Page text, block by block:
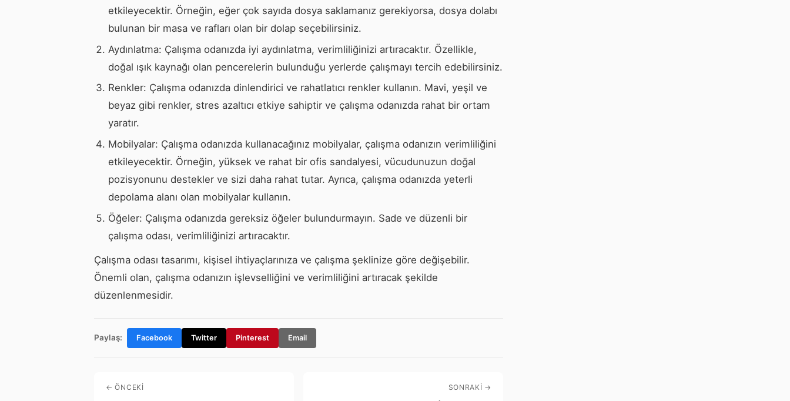
etkileyecektir. Örneğin, eğer çok sayıda dosya saklamanız gerekiyorsa, dosya dolabı
bulunan bir masa ve rafları olan bir dolap seçebilirsiniz.
Aydınlatma: Çalışma odanızda iyi aydınlatma, verimliliğinizi artıracaktır. Özellikle,
doğal ışık kaynağı olan pencerelerin bulunduğu yerlerde çalışmayı tercih edebilirsiniz.
Renkler: Çalışma odanızda dinlendirici ve rahatlatıcı renkler kullanın. Mavi, yeşil ve
beyaz gibi renkler, stres azaltıcı etkiye sahiptir ve çalışma odanızda rahat bir ortam
yaratır.
Mobilyalar: Çalışma odanızda kullanacağınız mobilyalar, çalışma odanızın verimliliğini
etkileyecektir. Örneğin, yüksek ve rahat bir ofis sandalyesi, vücudunuzun doğal
pozisyonunu destekler ve sizi daha rahat tutar. Ayrıca, çalışma odanızda yeterli
depolama alanı olan mobilyalar kullanın.
Öğeler: Çalışma odanızda gereksiz öğeler bulundurmayın. Sade ve düzenli bir
çalışma odası, verimliliğinizi artıracaktır.
Çalışma odası tasarımı, kişisel ihtiyaçlarınıza ve çalışma şeklinize göre değişebilir.
Önemli olan, çalışma odanızın işlevselliğini ve verimliliğini artıracak şekilde
düzenlenmesidir.
Paylaş: Facebook Twitter Pinterest Email
← ÖNCEKI SONRAKI →